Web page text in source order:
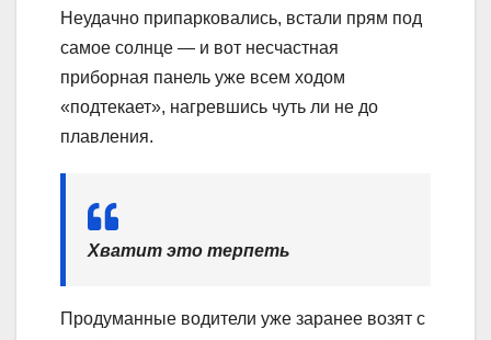
Неудачно припарковались, встали прям под
самое солнце — и вот несчастная
приборная панель уже всем ходом
«подтекает», нагревшись чуть ли не до
плавления.
Хватит это терпеть
Продуманные водители уже заранее возят с